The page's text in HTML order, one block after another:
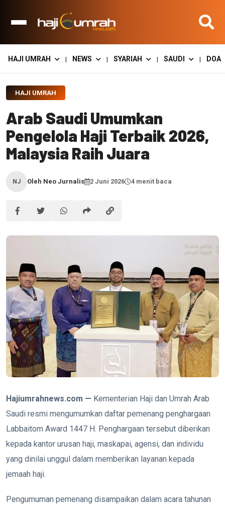
HAJI UMRAH | NEWS | SYARIAH | SAUDI | DOA
HAJI UMRAH
Arab Saudi Umumkan
Pengelola Haji Terbaik 2026,
Malaysia Raih Juara
NJ Oleh Neo Jurnalis 2 Juni 2026 4 menit baca
Hajiumrahnews.com — Kementerian Haji dan Umrah Arab
Saudi resmi mengumumkan daftar pemenang penghargaan
Labbaitom Award 1447 H. Penghargaan tersebut diberikan
kepada kantor urusan haji, maskapai, agensi, dan individu
yang dinilai unggul dalam memberikan layanan kepada
jemaah haji.
Pengumuman pemenang disampaikan dalam acara tahunan